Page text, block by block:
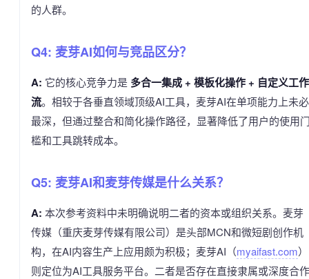
的人群。
Q4: 麦芽AI如何与竞品区分？
A: 它的核心竞争力是 多合一集成 + 模板化操作 + 自定义工作
流。相较于各垂直领域顶级AI工具，麦芽AI在单项能力上未必
最深，但通过整合和简化操作路径，显著降低了用户的使用
槛和工具跳转成本。
Q5: 麦芽AI和麦芽传媒是什么关系？
A: 本次参考资料中未明确说明二者的资本或组织关系。麦芽
传媒（重庆麦芽传媒有限公司）是头部MCN和微短剧创作机
构，在AI内容生产上应用颇为积极；麦芽AI（myaifast.com）
则定位为AI工具服务平台。二者是否存在直接隶属或深度合作